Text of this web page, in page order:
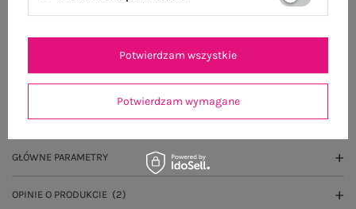
Wysyłka wponiedziałek
OPIS PRODUKTU
GŁÓWNE PARAMETRY
OPINIE O PRODUKCIE (2)
Potwierdzam wymagane
Potwierdzam wszystkie